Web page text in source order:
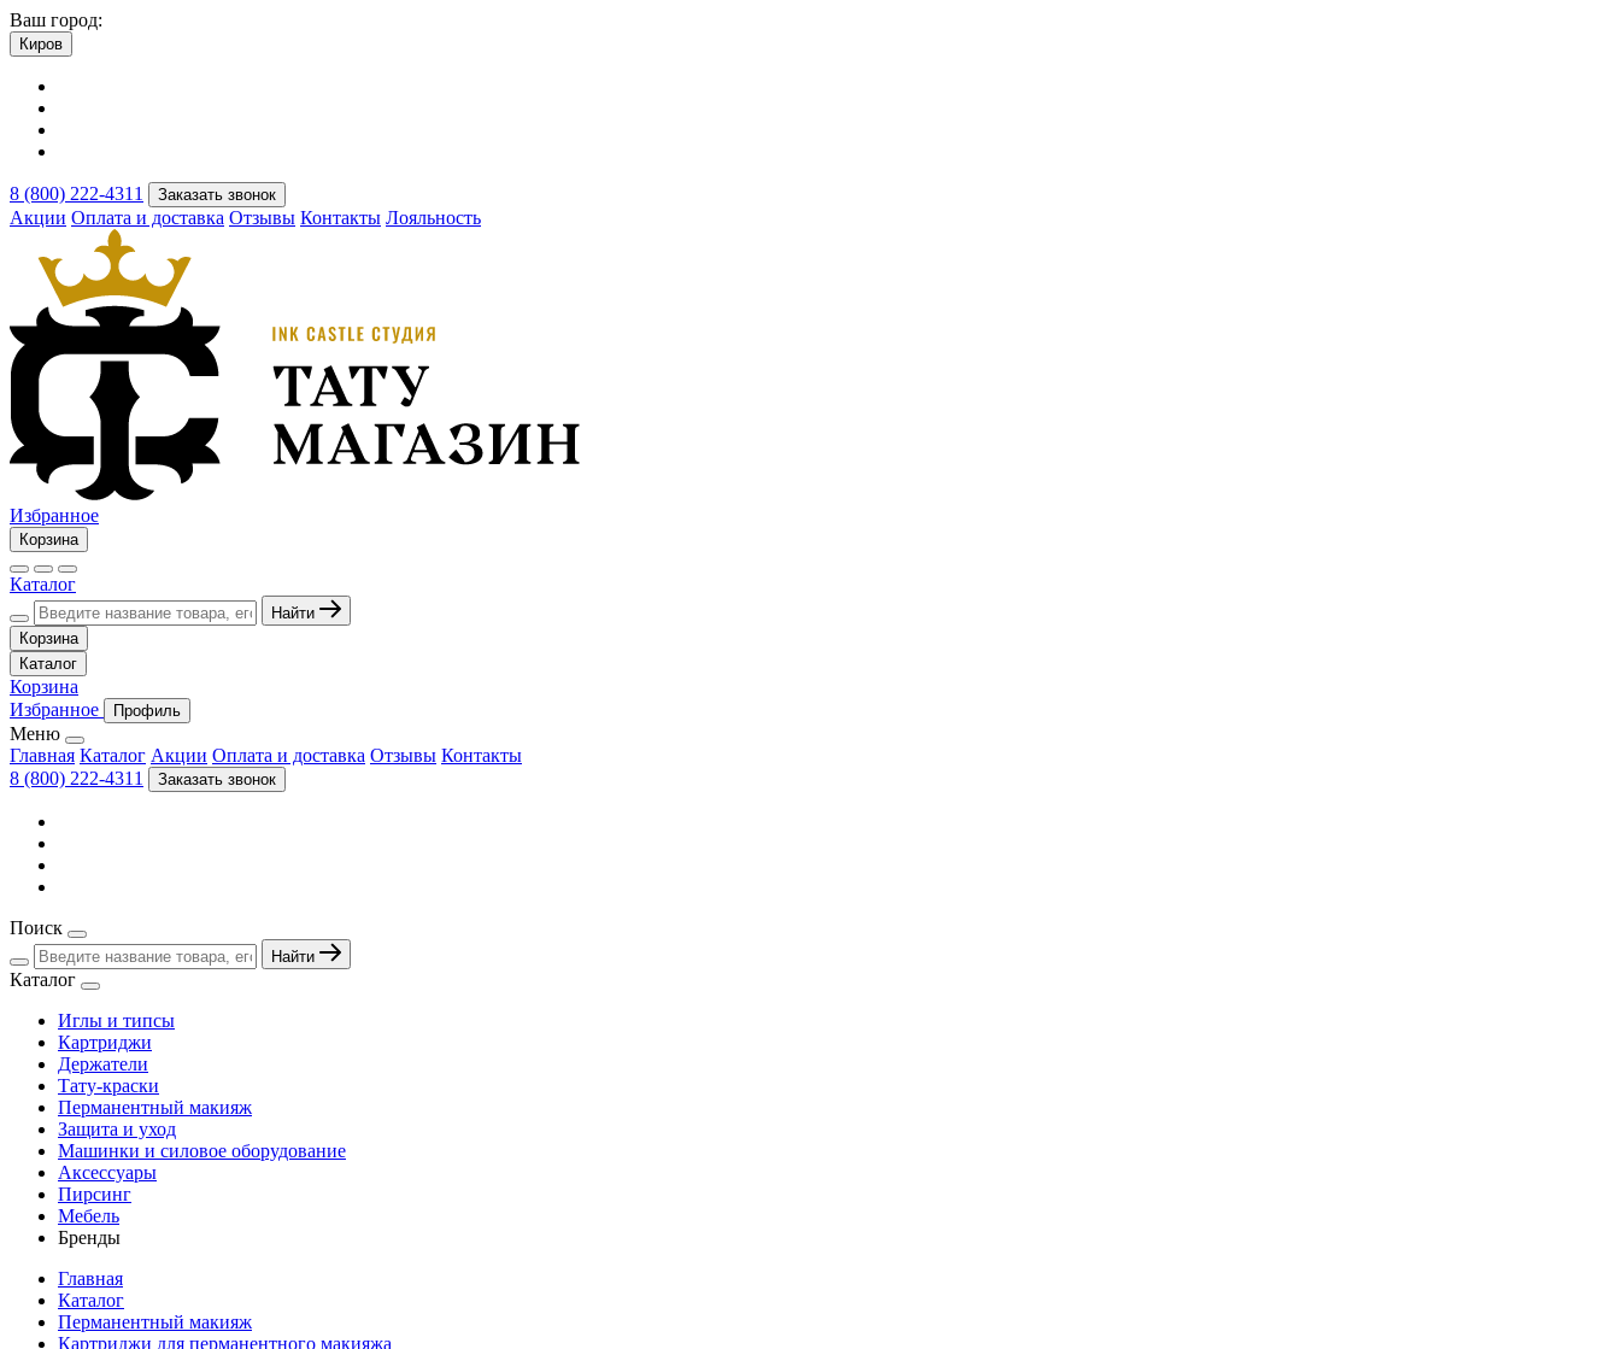
Ваш город:
Киров
8 (800) 222-4311 Заказать звонок
Акции Оплата и доставка Отзывы Контакты Лояльность
Избранное
Корзина
Каталог
Найти
Корзина
Каталог
Корзина
Избранное
Профиль
Меню
Главная Каталог Акции Оплата и доставка Отзывы Контакты
8 (800) 222-4311
Заказать звонок
Поиск
Найти
Каталог
Иглы и типсы
Картриджи
Держатели
Тату-краски
Перманентный макияж
Защита и уход
Машинки и силовое оборудование
Аксессуары
Пирсинг
Мебель
Бренды
Главная
Каталог
Перманентный макияж
Картриджи для перманентного макияжа